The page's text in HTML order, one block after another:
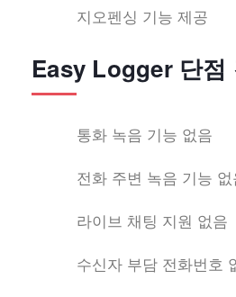
지오펜싱 기능 제공
Easy Logger 단점
통화 녹음 기능 없음
전화 주변 녹음 기능 없
라이브 채팅 지원 없음
수신자 부담 전화번호